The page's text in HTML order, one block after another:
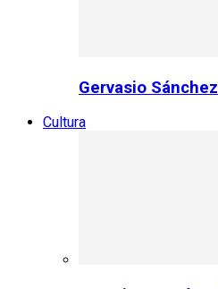
Gervasio
Cultura